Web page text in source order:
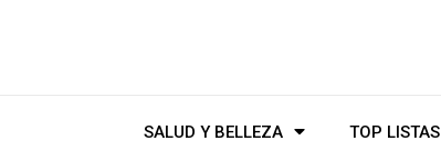
SALUD Y BELLEZA TOP LISTAS